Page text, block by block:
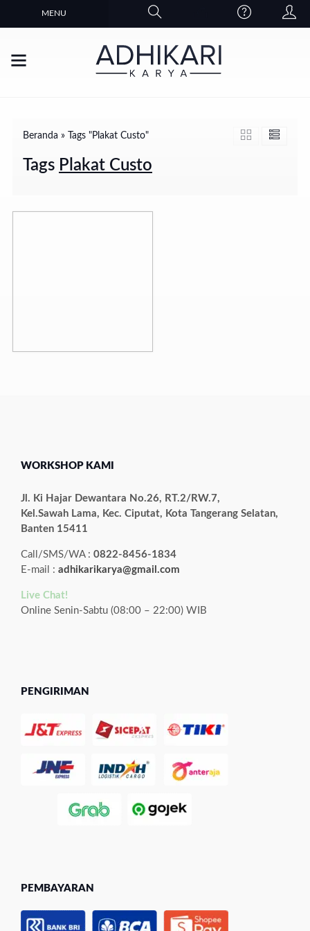
MENU
Beranda » Tags "Plakat Custo"
Tags Plakat Custo
WORKSHOP KAMI
Jl. Ki Hajar Dewantara No.26, RT.2/RW.7,
Kel.Sawah Lama, Kec. Ciputat, Kota Tangerang Selatan,
Banten 15411
Call/SMS/WA : 0822-8456-1834
E-mail : adhikarikarya@gmail.com
Live Chat!
Online Senin-Sabtu (08:00 – 22:00) WIB
PENGIRIMAN
PEMBAYARAN